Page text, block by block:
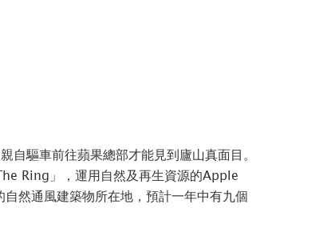
自驅車前往蘋果總部才能見到廬山真面目。
Ring」，運用自然及再生資源的Apple
然通風建築物所在地，預計一年中有九個